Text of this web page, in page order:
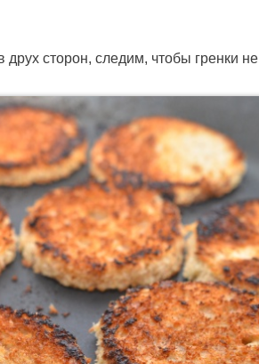
сторон, следим, чтобы гренки не